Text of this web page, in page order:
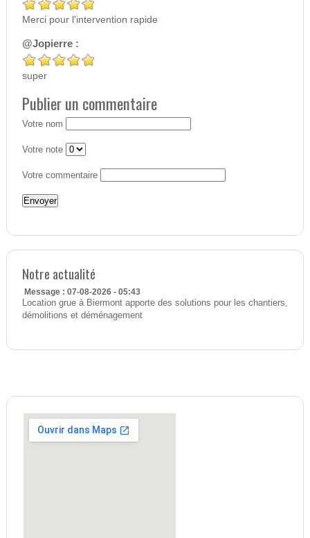
Merci pour l'intervention rapide
@Jopierre :
super
Publier un commentaire
Votre nom
Votre note
Votre commentaire
Notre actualité
Message : 07-08-2026 - 05:43
Location grue à Biermont apporte des solutions pour les chantiers,
démolitions et déménagement